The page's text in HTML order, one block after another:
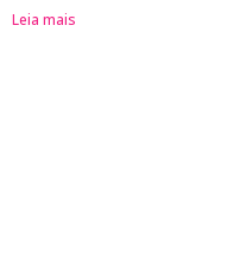
Leia mais